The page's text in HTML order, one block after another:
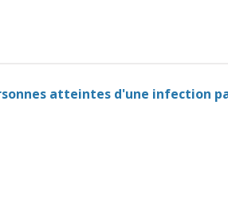
atteintes d'une infection